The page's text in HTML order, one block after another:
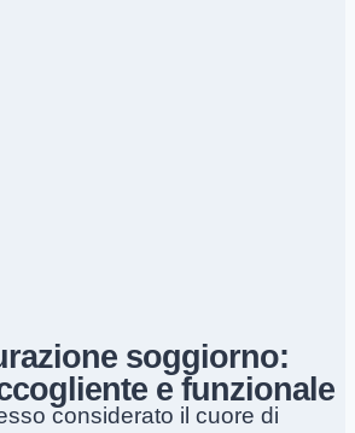
soggiorno:
e funzionale
considerato il cuore di